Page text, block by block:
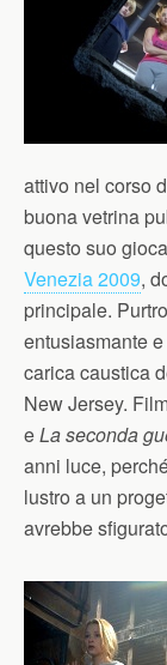
attivo nel corso
buona vetrina
questo suo
Venezia 2009,
principale.
entusiasmante
carica caustica
New Jersey.
eLa seconda
anni luce,
lustro a un
avrebbe